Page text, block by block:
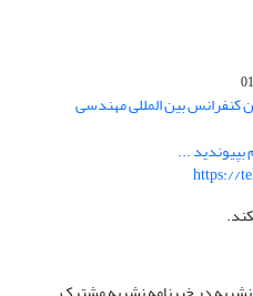
کنفرانس بین المللی مهندسی
بپیوندید ...
https://